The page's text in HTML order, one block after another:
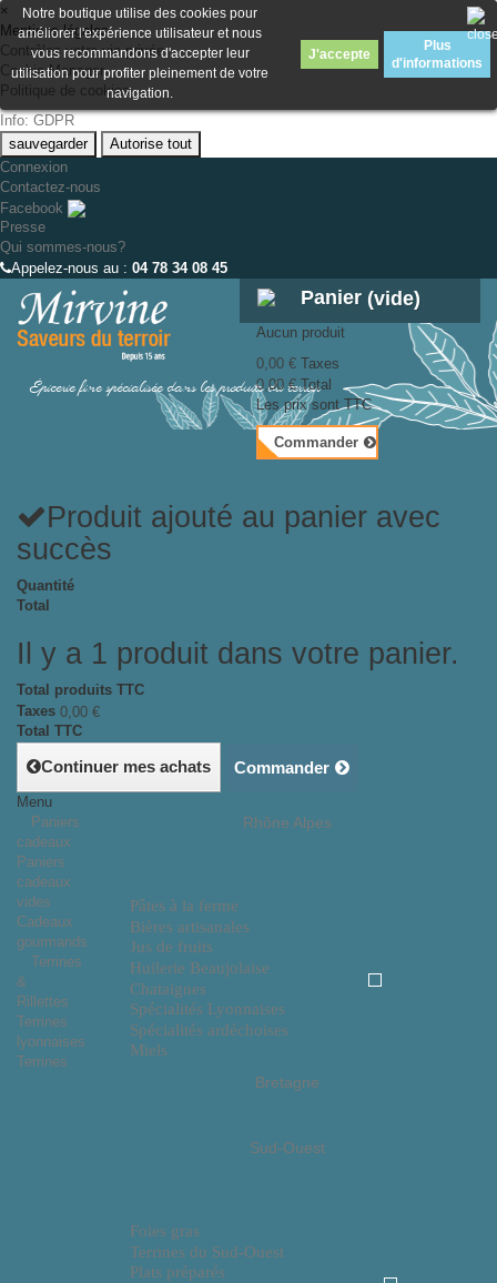
×
Mentions légales
Contrôlez votre vie privée
Cookie Manager
Politique de cookies
Info: GDPR
sauvegarder
Autorise tout
Connexion
Contactez-nous
Facebook
Presse
Qui sommes-nous?
Appelez-nous au : 04 78 34 08 45
Épicerie fine spécialisée dans les produits du terroir
Panier (vide)
Aucun produit
0,00 € Taxes
0,00 € Total
Les prix sont TTC
Commander
Produit ajouté au panier avec
succès
Quantité
Total
Il y a 1 produit dans votre panier.
Total produits TTC
Taxes 0,00 €
Total TTC
Continuer mes achats Commander
Rhône Alpes
Pâtes à la ferme
Bières artisanales
Jus de fruits
Huilerie Beaujolaise
Chataignes
Spécialités Lyonnaises
Spécialités ardéchoises
Miels
Bretagne
Sud-Ouest
Foies gras
Terrines du Sud-Ouest
Plats préparés
Menu
Paniers
cadeaux
Paniers
cadeaux
vides
Cadeaux
gourmands
Terrines
&
Rillettes
Terrines
lyonnaises
Terrines
Notre boutique utilise des cookies pour
améliorer l'expérience utilisateur et nous
vous recommandons d'accepter leur
utilisation pour profiter pleinement de votre
navigation.
J'accepte
Plus
d'informations